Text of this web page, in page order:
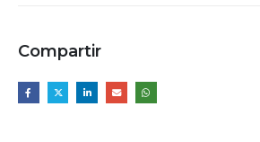
Compartir